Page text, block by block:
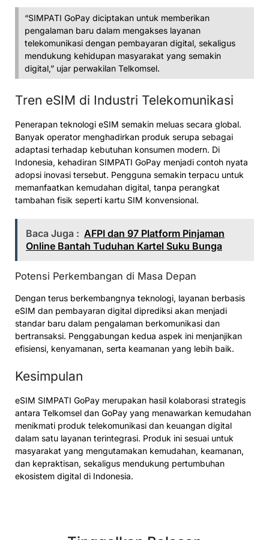
“SIMPATI GoPay diciptakan untuk memberikan
pengalaman baru dalam mengakses layanan
telekomunikasi dengan pembayaran digital, sekaligus
mendukung kehidupan masyarakat yang semakin
digital,” ujar perwakilan Telkomsel.
Tren eSIM di Industri Telekomunikasi
Penerapan teknologi eSIM semakin meluas secara global.
Banyak operator menghadirkan produk serupa sebagai
adaptasi terhadap kebutuhan konsumen modern. Di
Indonesia, kehadiran SIMPATI GoPay menjadi contoh nyata
adopsi inovasi tersebut. Pengguna semakin terpacu untuk
memanfaatkan kemudahan digital, tanpa perangkat
tambahan fisik seperti kartu SIM konvensional.
Baca Juga : AFPI dan 97 Platform Pinjaman
Online Bantah Tuduhan Kartel Suku Bunga
Potensi Perkembangan di Masa Depan
Dengan terus berkembangnya teknologi, layanan berbasis
eSIM dan pembayaran digital diprediksi akan menjadi
standar baru dalam pengalaman berkomunikasi dan
bertransaksi. Penggabungan kedua aspek ini menjanjikan
efisiensi, kenyamanan, serta keamanan yang lebih baik.
Kesimpulan
eSIM SIMPATI GoPay merupakan hasil kolaborasi strategis
antara Telkomsel dan GoPay yang menawarkan kemudahan
menikmati produk telekomunikasi dan keuangan digital
dalam satu layanan terintegrasi. Produk ini sesuai untuk
masyarakat yang mengutamakan kemudahan, keamanan,
dan kepraktisan, sekaligus mendukung pertumbuhan
ekosistem digital di Indonesia.